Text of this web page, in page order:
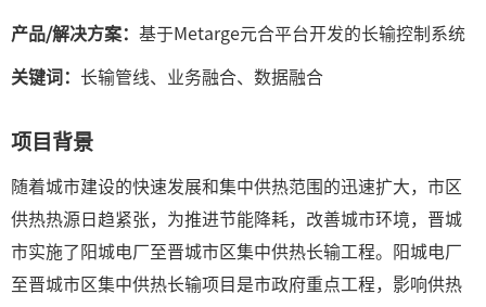
产品/解决方案： 基于Metarge元合平台开发的长输控制系统
关键词： 长输管线、业务融合、数据融合
项目背景
随着城市建设的快速发展和集中供热范围的迅速扩大，市区
供热热源日趋紧张，为推进节能降耗，改善城市环境，晋城
市实施了阳城电厂至晋城市区集中供热长输工程。阳城电厂
至晋城市区集中供热长输项目是市政府重点工程，影响供热